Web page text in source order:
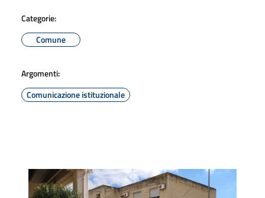
Categorie:
Comune
Argomenti:
Comunicazione istituzionale